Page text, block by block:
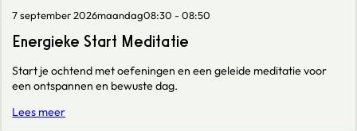
7 september 2026maandag08:30 - 08:50
Energieke Start Meditatie
Start je ochtend met oefeningen en een geleide meditatie voor
een ontspannen en bewuste dag.
Lees meer